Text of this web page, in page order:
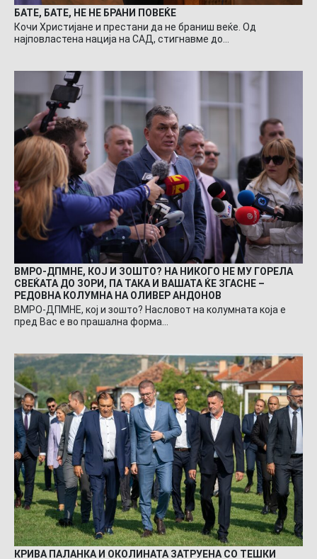
БАТЕ, БАТЕ, НЕ НЕ БРАНИ ПОВЕЌЕ
Кочи Христијане и престани да не браниш веќе. Од
најповластена нација на САД, стигнавме до…
ВМРО-ДПМНЕ, КОЈ И ЗОШТО? НА НИКОГО НЕ МУ ГОРЕЛА
СВЕЌАТА ДО ЗОРИ, ПА ТАКА И ВАШАТА ЌЕ ЗГАСНЕ –
РЕДОВНА КОЛУМНА НА ОЛИВЕР АНДОНОВ
ВМРО-ДПМНЕ, кој и зошто? Насловот на колумната која е
пред Вас е во прашална форма…
КРИВА ПАЛАНКА И ОКОЛИНАТА ЗАТРУЕНА СО ТЕШКИ